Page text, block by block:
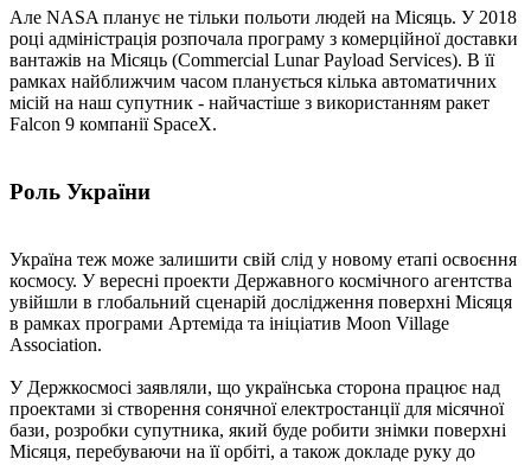
Але NASA планує не тільки польоти людей на Місяць. У 2018
році адміністрація розпочала програму з комерційної доставки
вантажів на Місяць (Commercial Lunar Payload Services). В її
рамках найближчим часом планується кілька автоматичних
місій на наш супутник - найчастіше з використанням ракет
Falcon 9 компанії SpaceX.
Роль України
Україна теж може залишити свій слід у новому етапі освоєння
космосу. У вересні проекти Державного космічного агентства
увійшли в глобальний сценарій дослідження поверхні Місяця
в рамках програми Артеміда та ініціатив Moon Village
Association.
У Держкосмосі заявляли, що українська сторона працює над
проектами зі створення сонячної електростанції для місячної
бази, розробки супутника, який буде робити знімки поверхні
Місяця, перебуваючи на її орбіті, а також докладе руку до